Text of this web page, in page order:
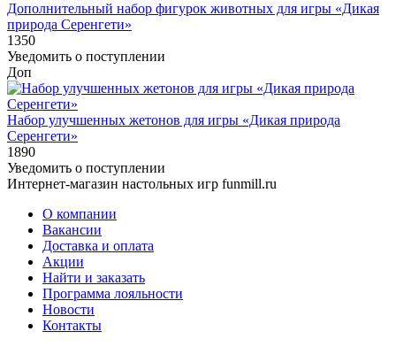
Дополнительный набор фигурок животных для игры «Дикая
природа Серенгети»
1350
Уведомить о поступлении
Доп
Набор улучшенных жетонов для игры «Дикая природа
Серенгети»
1890
Уведомить о поступлении
Интернет-магазин настольных игр funmill.ru
О компании
Вакансии
Доставка и оплата
Акции
Найти и заказать
Программа лояльности
Новости
Контакты